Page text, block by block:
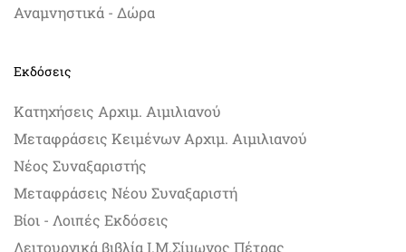
Αναμνηστικά - Δώρα
Εκδόσεις
Κατηχήσεις Αρχιμ. Αιμιλιανού
Μεταφράσεις Κειμένων Αρχιμ. Αιμιλιανού
Νέος Συναξαριστής
Μεταφράσεις Νέου Συναξαριστή
Βίοι - Λοιπές Εκδόσεις
Λειτουργικά βιβλία Ι.Μ.Σίμωνος Πέτρας